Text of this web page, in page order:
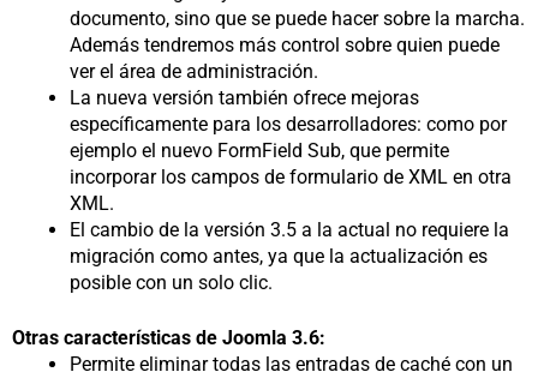
documento, sino que se puede hacer sobre la marcha.
Además tendremos más control sobre quien puede
ver el área de administración.
La nueva versión también ofrece mejoras
específicamente para los desarrolladores: como por
ejemplo el nuevo FormField Sub, que permite
incorporar los campos de formulario de XML en otra
XML.
El cambio de la versión 3.5 a la actual no requiere la
migración como antes, ya que la actualización es
posible con un solo clic.
Otras características de Joomla 3.6:
Permite eliminar todas las entradas de caché con un